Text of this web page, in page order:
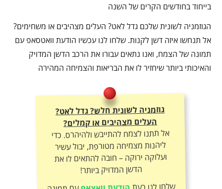
בייחוד בחודשים הקרים של השנה
הגוזמניה לשונית שלכם גדל לאט? העלים מצהיבים או משחימים?
אל תנחשו איזה דשן לקנות. שלחו לנו עכשיו הודעת וואטסאפ עם
תמונה של הצמח, ואנו נתאים עבורו את הרכב הדשן המדויק
והאיכותי ביותר שיחזיר לו את הבריאות והצמיחה המהירה
גוזמניה לשונית חלש? גדל לאט?
העלים מצהיבים או קמלים?
אל תתנו לצמח להתייבש ולהיהרס. כדי
ליהנות מצמיחה מטורפת, יבול עשיר
ועלוקה ירוקה – חובה להתאים לו את
הדשן המדויק ביותר!
שלחו לנו כעת